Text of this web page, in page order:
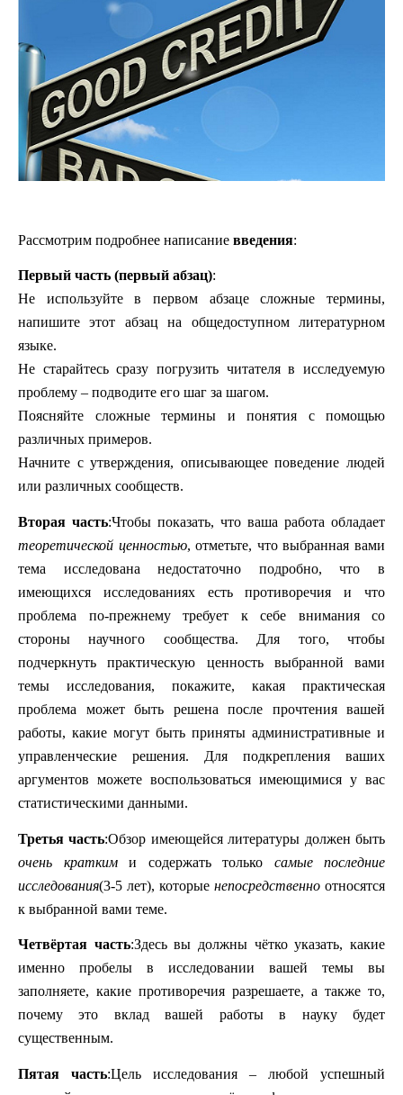
Рассмотрим подробнее написание введения:
Первый часть (первый абзац):
Не используйте в первом абзаце сложные термины,
напишите этот абзац на общедоступном литературном
языке.
Не старайтесь сразу погрузить читателя в исследуемую
проблему – подводите его шаг за шагом.
Поясняйте сложные термины и понятия с помощью
различных примеров.
Начните с утверждения, описывающее поведение людей
или различных сообществ.
Вторая часть:Чтобы показать, что ваша работа обладает
теоретической ценностью, отметьте, что выбранная вами
тема исследована недостаточно подробно, что в
имеющихся исследованиях есть противоречия и что
проблема по-прежнему требует к себе внимания со
стороны научного сообщества. Для того, чтобы
подчеркнуть практическую ценность выбранной вами
темы исследования, покажите, какая практическая
проблема может быть решена после прочтения вашей
работы, какие могут быть приняты административные и
управленческие решения. Для подкрепления ваших
аргументов можете воспользоваться имеющимися у вас
статистическими данными.
Третья часть:Обзор имеющейся литературы должен быть
очень краткими содержать только самые последние
исследования(3-5 лет), которые непосредственно относятся
к выбранной вами теме.
Четвёртая часть:Здесь вы должны чётко указать, какие
именно пробелы в исследовании вашей темы вы
заполняете, какие противоречия разрешаете, а также то,
почему это вклад вашей работы в науку будет
существенным.
Пятая часть:Цель исследования – любой успешный